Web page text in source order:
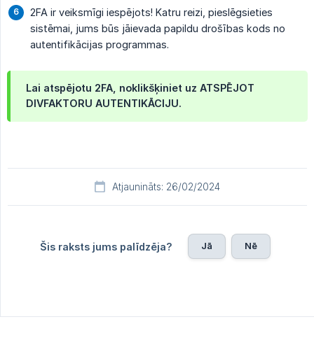
2FA ir veiksmīgi iespējots! Katru reizi, pieslēgsieties
sistēmai, jums būs jāievada papildu drošības kods no
autentifikācijas programmas.
Lai atspējotu 2FA, noklikšķiniet uz ATSPĒJOT
DIVFAKTORU AUTENTIKĀCIJU.
Atjaunināts: 26/02/2024
Šis raksts jums palīdzēja? Jā Nē